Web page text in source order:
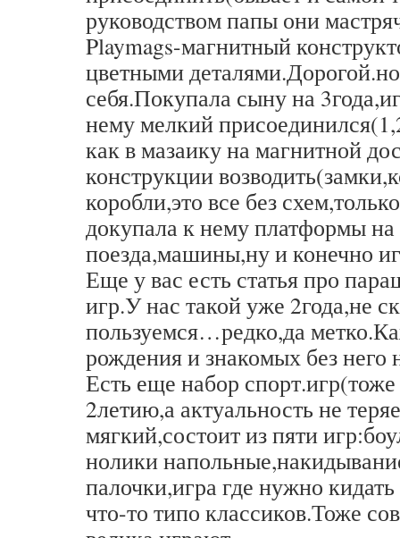
руководством папы они
Playmags-магнитный
цветными
себя.Покупала сыну на
нему мелкий
как в мазаику на магнитной
конструкции
коробли,это все без
докупала к нему платформы
поезда,машины,ну и конечно
Еще у вас есть статья про
игр.У нас такой уже 2года,не
пользуемся…редко,да
рождения и знакомых без него
Есть еще набор
2летию,а актуальность не
мягкий,состоит из пяти
нолики
палочки,игра где нужно
что-то типо классиков.Тоже